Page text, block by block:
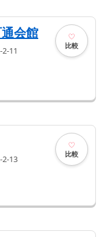
会館
11 比較
2-13 比較